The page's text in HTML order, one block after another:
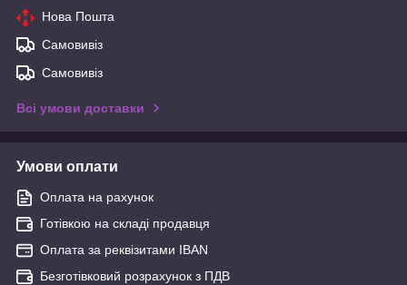
Нова Пошта
Самовивіз
Самовивіз
Всі умови доставки
Умови оплати
Оплата на рахунок
Готівкою на складі продавця
Оплата за реквізитами IBAN
Безготівковий розрахунок з ПДВ